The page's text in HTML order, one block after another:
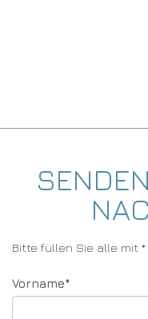
Bitte füllen Sie alle mit *
VornamePflichtfeld
*